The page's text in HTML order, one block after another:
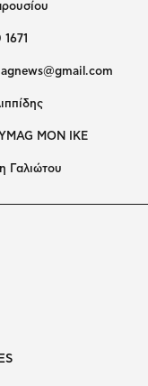
ΜΟΝ ΙΚΕ
Γαλιώτου